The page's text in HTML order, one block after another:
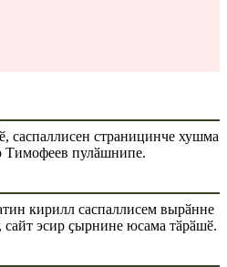
саспаллисен страницинче хушма
Тимофеев пулӑшнипе.
кирилл саспаллисем вырӑнне
сайт эсир ҫырнине юсама тӑрӑшӗ.